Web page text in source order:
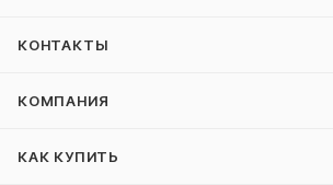
КОНТАКТЫ
КОМПАНИЯ
КАК КУПИТЬ